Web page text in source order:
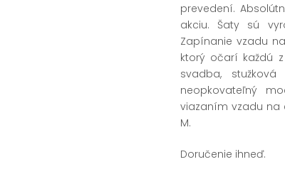
prevedení.
akciu. Šaty sú
Zapínanie vzadu
ktorý očarí každú
svadba,
neopkovateľný
viazaním vzadu na
M.
Doručenie ihneď.